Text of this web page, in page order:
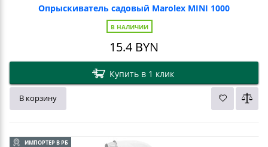
Опрыскиватель садовый Marolex MINI 1000
В НАЛИЧИИ
15.4 BYN
Купить в 1 клик
В корзину
ИМПОРТЕР В РБ